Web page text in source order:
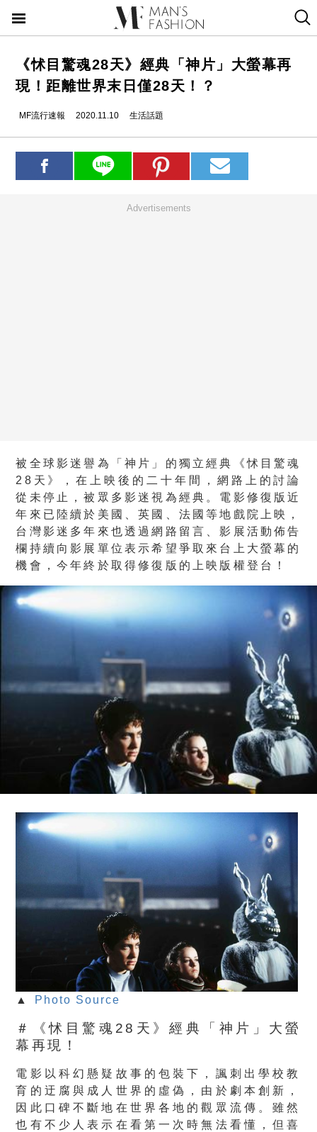
《怵目驚魂28天》經典「神片」大螢幕再
現！距離世界末日僅28天！？
MF流行速報 2020.11.10 生活話題
Advertisements
被全球影迷譽為「神片」的獨立經典《怵目驚魂
28天》，在上映後的二十年間，網路上的討論
從未停止，被眾多影迷視為經典。電影修復版近
年來已陸續於美國、英國、法國等地戲院上映，
台灣影迷多年來也透過網路留言、影展活動佈告
欄持續向影展單位表示希望爭取來台上大螢幕的
機會，今年終於取得修復版的上映版權登台！
▲ Photo Source
＃《怵目驚魂28天》經典「神片」大螢
幕再現！
電影以科幻懸疑故事的包裝下， 諷刺出學校教
育的迂腐與成人世界的虛偽，由於劇本創新，
因此口碑不斷地在世界各地的觀眾流傳。雖然
也有不少人表示在看第一次時無法看懂，但喜